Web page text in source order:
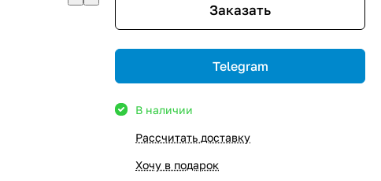
Заказать
Telegram
В наличии
Рассчитать доставку
Хочу в подарок